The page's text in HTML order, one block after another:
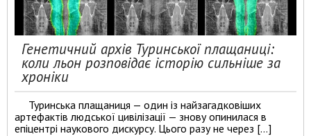
Генетичний архів Туринської плащаниці:
коли льон розповідає історію сильніше за
хроніки
Туринська плащаниця — один із найзагадковіших
артефактів людської цивілізації — знову опинилася в
епіцентрі наукового дискурсу. Цього разу не через […]